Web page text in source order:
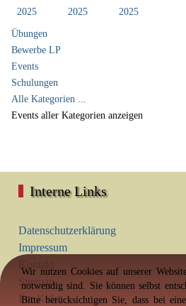
2025
2025
2025
Übungen
Bewerbe LP
Events
Schulungen
Alle Kategorien ...
Events aller Kategorien anzeigen
Interne Links
Datenschutzerklärung
Impressum
Kontakt
Sitemap
For Kids
Wir nutzen Cookies auf unserer
notwendig sind. Sie können selbst
Bitte berücksichtigen Sie, dass bei